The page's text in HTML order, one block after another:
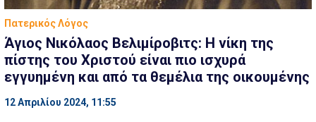
Πατερικός Λόγος
Άγιος Νικόλαος Βελιμίροβιτς: Η νίκη της
πίστης του Χριστού είναι πιο ισχυρά
εγγυημένη και από τα θεμέλια της οικουμένης
12 Απριλίου 2024, 11:55